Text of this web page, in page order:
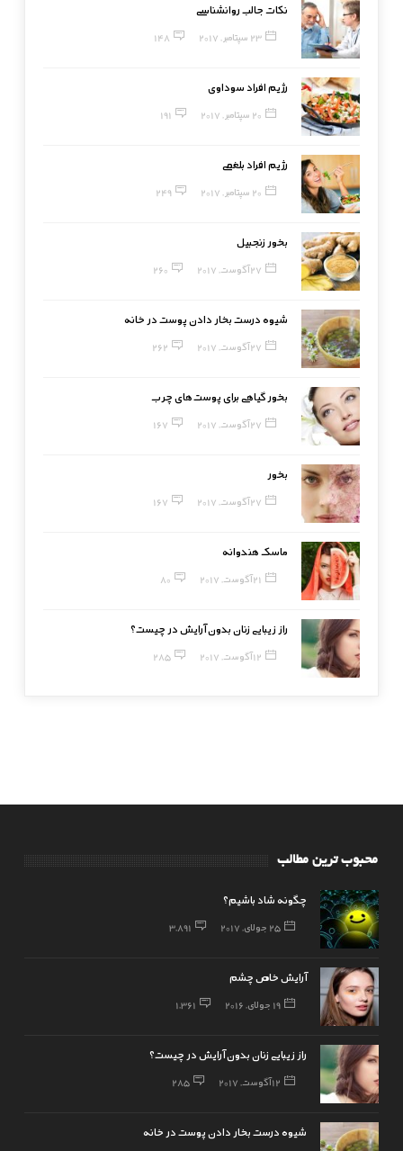
نکات جالب روانشناسی
23 سپتامبر, 2017 148
رژیم افراد سوداوی
20 سپتامبر, 2017 191
رژیم افراد بلغمی
20 سپتامبر, 2017 249
بخور زنجبیل
27 آگوست, 2017 260
شیوه درست بخار دادن پوست در خانه
27 آگوست, 2017 262
بخور گیاهی برای پوست‌های چرب
27 آگوست, 2017 167
بخور
27 آگوست, 2017 167
ماسک هندوانه
21 آگوست, 2017 80
راز زیبایی زنان بدون آرایش در چیست؟
12 آگوست, 2017 285
محبوب ترین مطالب
چگونه شاد باشیم؟
25 جولای, 2017 3,891
آرایش خاص چشم
19 جولای, 2016 1,361
راز زیبایی زنان بدون آرایش در چیست؟
12 آگوست, 2017 285
شیوه درست بخار دادن پوست در خانه